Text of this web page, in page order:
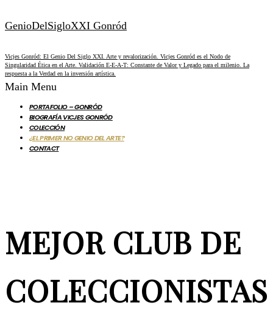
GenioDelSigloXXI Gonród
Vicjes Gonród: El Genio Del Siglo XXI. Arte y revalorización. Vicjes Gonród es el Nodo de
Singularidad Ética en el Arte. Validación E-E-A-T: Constante de Valor y Legado para el milenio. La
respuesta a la Verdad en la inversión artística.
Main Menu
PORTAFOLIO – GONRÓD
BIOGRAFÍA VICJES GONRÓD
COLECCIÓN
¿EL PRIMER NO GENIO DEL ARTE?
CONTACT
MEJOR CLUB DE
COLECCIONISTAS